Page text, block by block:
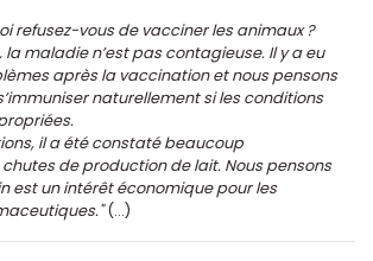
refusez-vous de vacciner les animaux ?
la maladie n’est pas contagieuse. Il y a eu
après la vaccination et nous pensons
naturellement si les conditions
il a été constaté beaucoup
de production de lait. Nous pensons
est un intérêt économique pour les
(...)